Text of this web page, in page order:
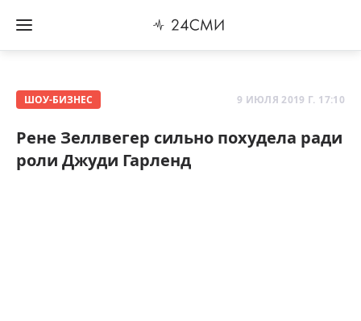
ШОУ-БИЗНЕС 9 ИЮЛЯ 2019 Г. 17:10
Рене Зеллвегер сильно похудела ради
роли Джуди Гарленд